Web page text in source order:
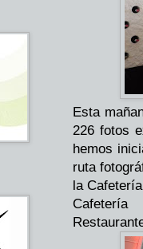
Esta
226 fotos
hemos
ruta
la
Cafetería